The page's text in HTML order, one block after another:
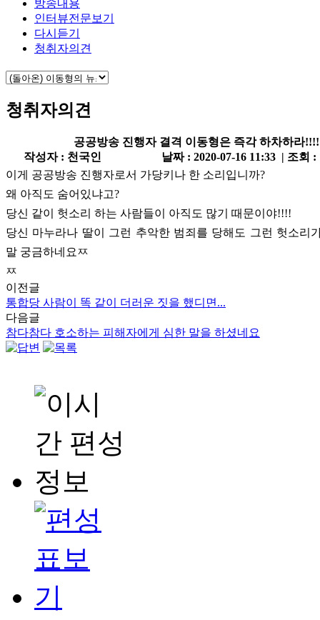
방송내용
인터뷰전문보기
다시듣기
청취자의견
청취자의견
공공방송 진행자 결격 이동형은 즉각 하차하라!!!!
작성자 : 천국인
날짜 : 2020-07-16 11:33 | 조회 :
이게 공공방송 진행자로서 가당키나 한 소리입니까?
왜 아직도 숨어있냐고?
당신 같이 헛소리 하는 사람들이 아직도 많기 때문이야!!!!
당신 마누라나 딸이 그런 추악한 범죄를 당해도 그런 헛소리
말 궁금하네요ㅉ
ㅉ
이전글
통합당 사람이 똑 같이 더러운 짓을 했디면...
다음글
참다참다 호소하는 피해자에게 심한 말을 하셨네요